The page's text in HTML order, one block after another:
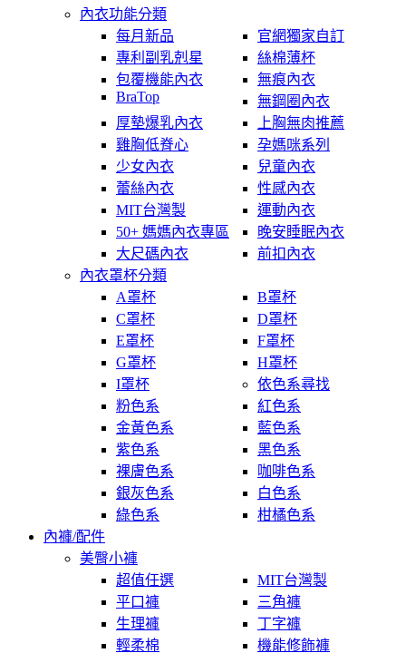
內衣功能分類
每月新品
官網獨家自訂
專利副乳剋星
絲棉薄杯
包覆機能內衣
無痕內衣
BraTop
無鋼圈內衣
厚墊爆乳內衣
上胸無肉推薦
雞胸低脊心
孕媽咪系列
少女內衣
兒童內衣
蕾絲內衣
性感內衣
MIT台灣製
運動內衣
50+ 媽媽內衣專區
晚安睡眠內衣
大尺碼內衣
前扣內衣
內衣罩杯分類
A罩杯
B罩杯
C罩杯
D罩杯
E罩杯
F罩杯
G罩杯
H罩杯
I罩杯
依色系尋找
粉色系
紅色系
金黃色系
藍色系
紫色系
黑色系
裸膚色系
咖啡色系
銀灰色系
白色系
綠色系
柑橘色系
內褲/配件
美臀小褲
超值任選
MIT台灣製
平口褲
三角褲
生理褲
丁字褲
輕柔棉
機能修飾褲